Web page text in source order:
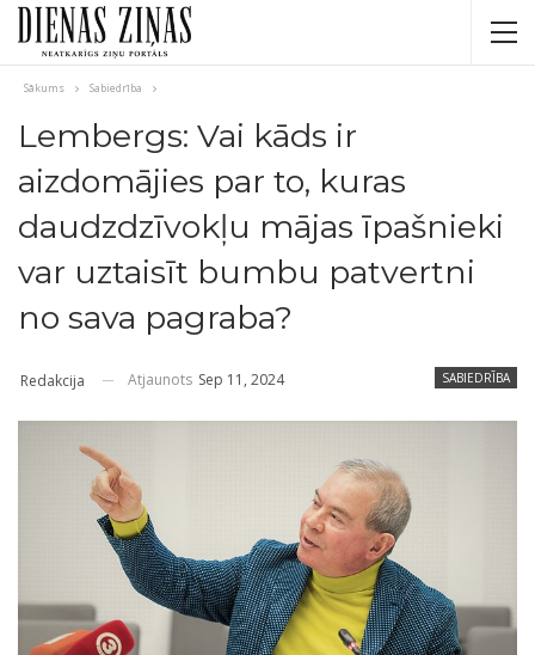
Sākums Sabiedrība
Lembergs: Vai kāds ir
aizdomājies par to, kuras
daudzdzīvokļu mājas īpašnieki
var uztaisīt bumbu patvertni
no sava pagraba?
SABIEDRĪBA
Redakcija Atjaunots Sep 11, 2024